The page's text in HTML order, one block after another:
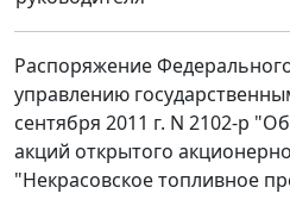
Распоряжение
управлению
сентября 2011 г. N 2102-р
акций открытого
"Некрасовское топливное